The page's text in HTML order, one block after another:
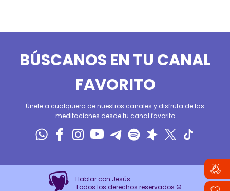
BÚSCANOS EN TU CANAL
FAVORITO
Únete a cualquiera de nuestros canales y disfruta de las
meditaciones desde tu canal favorito
Hablar con Jesús
Todos los derechos reservados ©